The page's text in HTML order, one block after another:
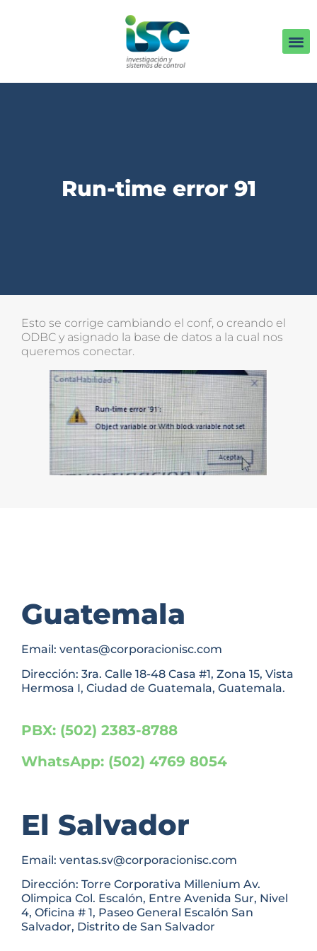
Run-time error 91
Esto se corrige cambiando el conf, o creando el
ODBC y asignado la base de datos a la cual nos
queremos conectar.
Guatemala
Email: ventas@corporacionisc.com
Dirección: 3ra. Calle 18-48 Casa #1, Zona 15, Vista
Hermosa I, Ciudad de Guatemala, Guatemala.
PBX: (502) 2383-8788
WhatsApp: (502) 4769 8054
El Salvador
Email: ventas.sv@corporacionisc.com
Dirección: Torre Corporativa Millenium Av.
Olimpica Col. Escalón, Entre Avenida Sur, Nivel
4, Oficina # 1, Paseo General Escalón San
Salvador, Distrito de San Salvador